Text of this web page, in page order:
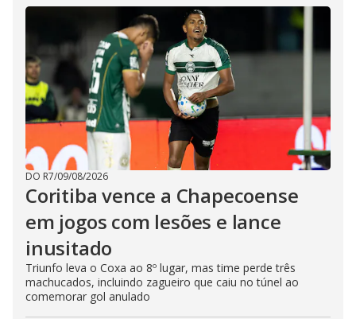
DO R7/09/08/2026
Coritiba vence a Chapecoense
em jogos com lesões e lance
inusitado
Triunfo leva o Coxa ao 8º lugar, mas time perde três
machucados, incluindo zagueiro que caiu no túnel ao
comemorar gol anulado